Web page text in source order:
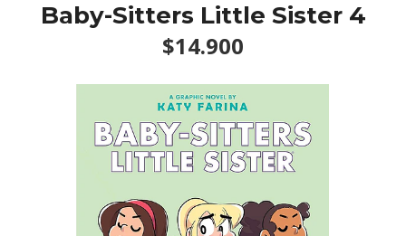
Baby-Sitters Little Sister 4
$14.900